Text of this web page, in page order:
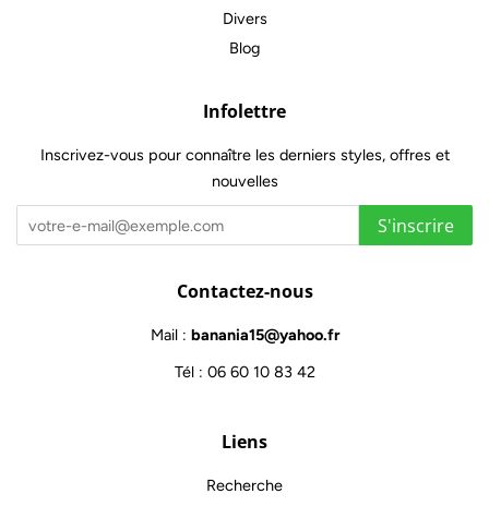
Divers
Blog
Infolettre
Inscrivez-vous pour connaître les derniers styles, offres et
nouvelles
S'inscrire
Contactez-nous
Mail : banania15@yahoo.fr
Tél : 06 60 10 83 42
Liens
Recherche